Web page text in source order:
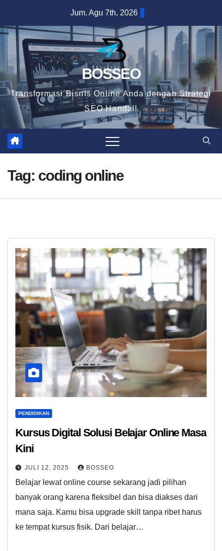
content
Jum. Agu 7th, 2026
BOSSEO
Transformasi Bisnis Online Anda dengan Strategi
SEO Handal!
Tag: coding online
PENDIDIKAN
Kursus Digital Solusi Belajar Online Masa
Kini
JULI 12, 2025 BOSSEO
Belajar lewat online course sekarang jadi pilihan
banyak orang karena fleksibel dan bisa diakses dari
mana saja. Kamu bisa upgrade skill tanpa ribet harus
ke tempat kursus fisik. Dari belajar…